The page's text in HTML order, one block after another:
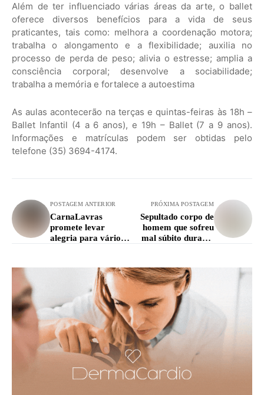
Além de ter influenciado várias áreas da arte, o ballet
oferece diversos benefícios para a vida de seus
praticantes, tais como: melhora a coordenação motora;
trabalha o alongamento e a flexibilidade; auxilia no
processo de perda de peso; alivia o estresse; amplia a
consciência corporal; desenvolve a sociabilidade;
trabalha a memória e fortalece a autoestima
As aulas acontecerão na terças e quintas-feiras às 18h –
Ballet Infantil (4 a 6 anos), e 19h – Ballet (7 a 9 anos).
Informações e matrículas podem ser obtidas pelo
telefone (35) 3694-4174.
POSTAGEM ANTERIOR
CarnaLavras
promete levar
alegria para vários
PRÓXIMA POSTAGEM
Sepultado corpo de
homem que sofreu
mal súbito durante